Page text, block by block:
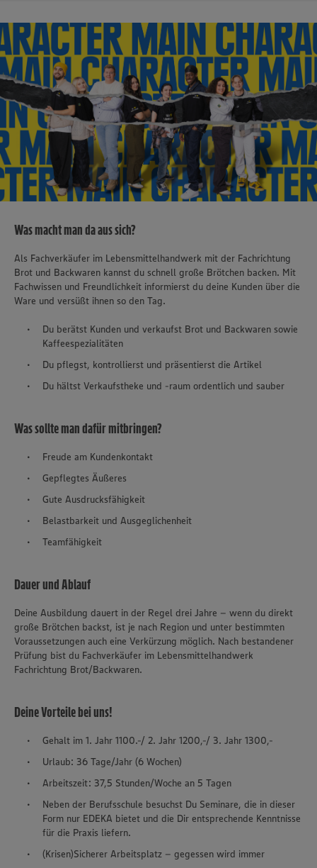
Was macht man da aus sich?
Als Fachverkäufer im Lebensmittelhandwerk mit der Fachrichtung
Brot und Backwaren kannst du schnell große Brötchen backen. Mit
Fachwissen und Freundlichkeit informierst du deine Kunden über die
Ware und versüßt ihnen so den Tag.
Du berätst Kunden und verkaufst Brot und Backwaren sowie
Kaffeespezialitäten
Du pflegst, kontrollierst und präsentierst die Artikel
Du hältst Verkaufstheke und -raum ordentlich und sauber
Was sollte man dafür mitbringen?
Freude am Kundenkontakt
Gepflegtes Äußeres
Gute Ausdrucksfähigkeit
Belastbarkeit und Ausgeglichenheit
Teamfähigkeit
Dauer und Ablauf
Deine Ausbildung dauert in der Regel drei Jahre – wenn du direkt
große Brötchen backst, ist je nach Region und unter bestimmten
Voraussetzungen auch eine Verkürzung möglich. Nach bestandener
Prüfung bist du Fachverkäufer im Lebensmittelhandwerk
Fachrichtung Brot/Backwaren.
Deine Vorteile bei uns!
Gehalt im 1. Jahr 1100.-/ 2. Jahr 1200,-/ 3. Jahr 1300,-
Urlaub: 36 Tage/Jahr (6 Wochen)
Arbeitszeit: 37,5 Stunden/Woche an 5 Tagen
Neben der Berufsschule besuchst Du Seminare, die in dieser
Form nur EDEKA bietet und die Dir entsprechende Kenntnisse
für die Praxis liefern.
(Krisen)Sicherer Arbeitsplatz – gegessen wird immer